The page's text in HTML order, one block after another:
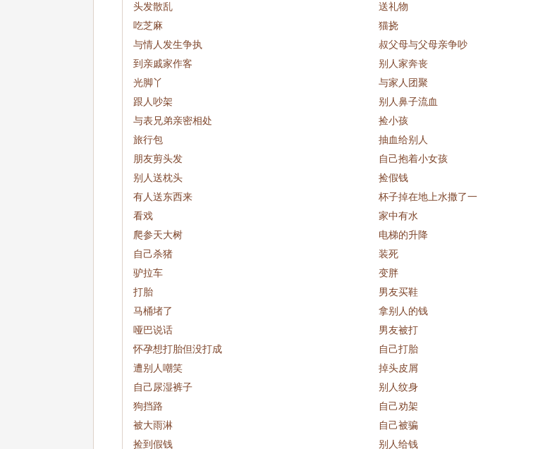
头发散乱
送礼物
吃芝麻
猫挠
与情人发生争执
叔父母与父母亲争吵
到亲戚家作客
别人家奔丧
光脚丫
与家人团聚
跟人吵架
别人鼻子流血
与表兄弟亲密相处
捡小孩
旅行包
抽血给别人
朋友剪头发
自己抱着小女孩
别人送枕头
捡假钱
有人送东西来
杯子掉在地上水撒了一
看戏
家中有水
爬参天大树
电梯的升降
自己杀猪
装死
驴拉车
变胖
打胎
男友买鞋
马桶堵了
拿别人的钱
哑巴说话
男友被打
怀孕想打胎但没打成
自己打胎
遭别人嘲笑
掉头皮屑
自己尿湿裤子
别人纹身
狗挡路
自己劝架
被大雨淋
自己被骗
捡到假钱
别人给钱